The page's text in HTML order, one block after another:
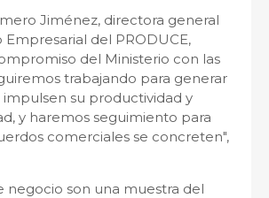
Jiménez, directora general
del PRODUCE,
del Ministerio con las
trabajando para generar
impulsen su productividad y
y haremos seguimiento para
comerciales se concreten",
negocio son una muestra del